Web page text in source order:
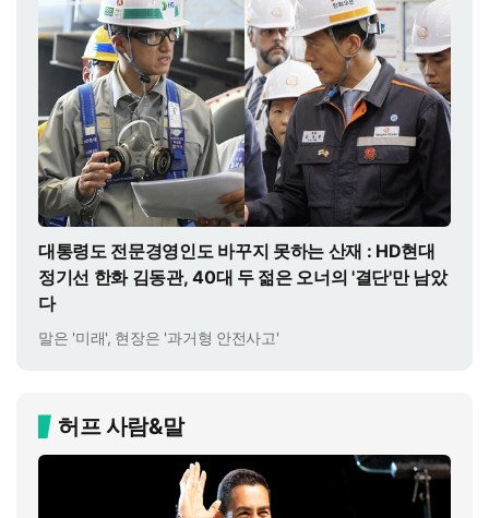
대통령도 전문경영인도 바꾸지 못하는 산재 : HD현대
정기선 한화 김동관, 40대 두 젊은 오너의 '결단'만 남았
다
말은 '미래', 현장은 '과거형 안전사고'
허프 사람&말